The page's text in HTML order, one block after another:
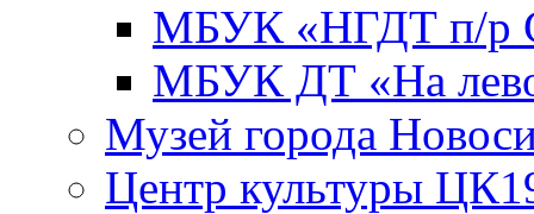
МБУК «НГДТ п/р
МБУК ДТ «На
Музей города
Центр культуры